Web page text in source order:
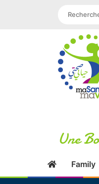
Une
Family